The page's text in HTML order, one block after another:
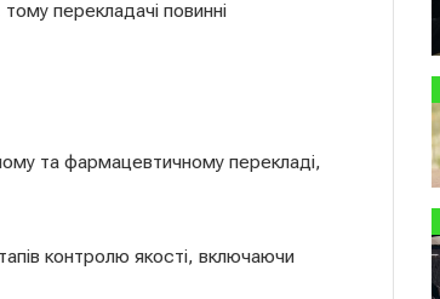
перекладачі повинні
та фармацевтичному перекладі,
контролю якості, включаючи